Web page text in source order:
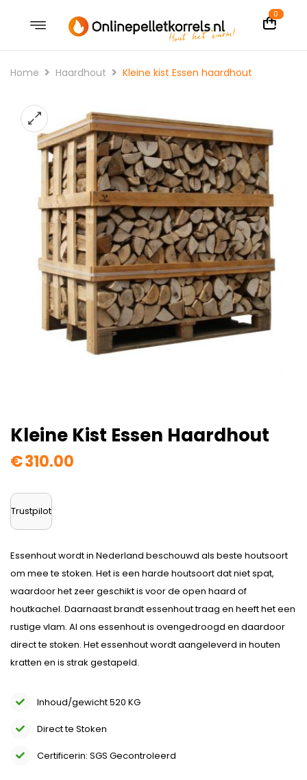
0
Home Haardhout Kleine kist Essen haardhout
Kleine Kist Essen Haardhout
€310.00
Trustpilot
Essenhout wordt in Nederland beschouwd als beste houtsoort
om mee te stoken. Het is een harde houtsoort dat niet spat,
waardoor het zeer geschikt is voor de open haard of
houtkachel. Daarnaast brandt essenhout traag en heeft het een
rustige vlam. Al ons essenhout is ovengedroogd en daardoor
direct te stoken. Het essenhout wordt aangeleverd in houten
kratten en is strak gestapeld.
Inhoud/gewicht 520 KG
Direct te Stoken
Certificerin: SGS Gecontroleerd